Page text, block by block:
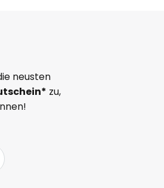
neusten
zu,